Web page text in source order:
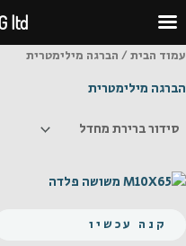
לתוכן
עמוד הבית/ הברגה מילימטרית
הברגה מילימטרית
קנה עכשיו
ltd